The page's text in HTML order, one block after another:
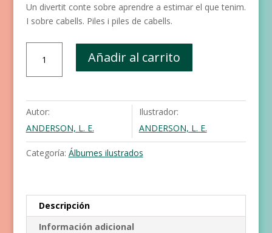
Un divertit conte sobre aprendre a estimar el que tenim.
I sobre cabells. Piles i piles de cabells.
tenir
cabell
arrissat!
cantidad
Añadir al carrito
Autor:
ANDERSON, L. E.
Ilustrador:
ANDERSON, L. E.
Categoría: Álbumes ilustrados
Descripción
Información adicional